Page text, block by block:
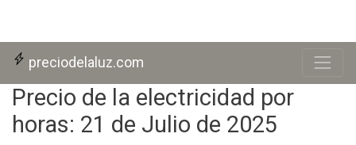
preciodelaluz.com
Precio de la electricidad por
horas: 21 de Julio de 2025